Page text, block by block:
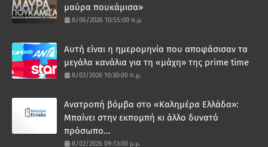
μαύρα πουκάμισα»
8/06/2026 10:55:00 π.μ.
Αυτή είναι η ημερομηνία που αποφάσισαν τα
μεγάλα κανάλια για τη «μάχη» της prime time
8/03/2026 10:30:00 π.μ.
Ανατροπή βόμβα στο «Καλημέρα Ελλάδα»:
Μπαίνει στην εκπομπή κι άλλο δυνατό
πρόσωπο...
8/02/2026 09:13:00 μ.μ.